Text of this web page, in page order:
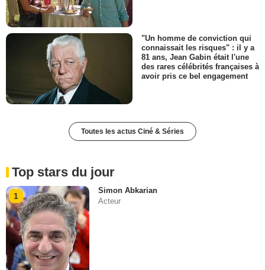
"Un homme de conviction qui
connaissait les risques" : il y a
81 ans, Jean Gabin était l'une
des rares célébrités françaises à
avoir pris ce bel engagement
Toutes les actus Ciné & Séries
Top stars du jour
1
Simon Abkarian
Acteur